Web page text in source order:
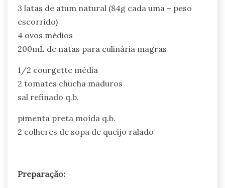
3 latas de atum natural (84g cada uma – peso
escorrido)
4 ovos médios
200mL de natas para culinária magras
1/2 courgette média
2 tomates chucha maduros
sal refinado q.b.
pimenta preta moída q.b.
2 colheres de sopa de queijo ralado
Preparação: